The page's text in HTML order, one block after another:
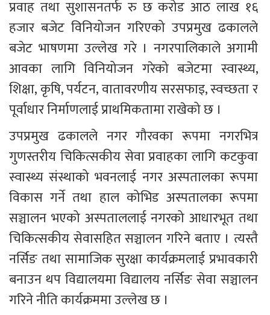
प्रवाह तथा सुशासनतर्फ रु छ करोड आठ लाख १६
हजार बजेट विनियोजन गरिएको उपप्रमुख ढकालले
बजेट भाषणमा उल्लेख गरे । नगरपालिकाले अगामी
आवका लागि विनियोजन गरेको बजेटमा स्वास्थ्य,
शिक्षा, कृषि, पर्यटन, वातावरणीय सरसफाइ, स्वच्छता र
पूर्वाधार निर्माणलाई प्राथमिकतामा राखेको छ ।
उपप्रमुख ढकालले नगर गौरवका रूपमा नगरभित्र
गुणस्तरीय चिकित्सकीय सेवा प्रवाहका लागि कटकुवा
स्वास्थ्य संस्थाको भवनलाई नगर अस्पतालका रूपमा
विकास गर्ने तथा हाल कोभिड अस्पतालका रूपमा
सञ्चालन भएको अस्पताललाई नगरको आधारभूत तथा
चिकित्सकीय सेवासहित सञ्चालन गरिने बताए । त्यस्तै
नर्सिङ तथा सामाजिक सुरक्षा कार्यक्रमलाई प्रभावकारी
बनाउन थप विद्यालयमा विद्यालय नर्सिङ सेवा सञ्चालन
गरिने नीति कार्यक्रममा उल्लेख छ ।